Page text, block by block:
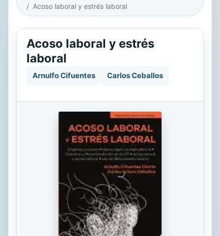
Acoso laboral y estrés laboral
Acoso laboral y estrés
laboral
Arnulfo Cifuentes Carlos Ceballos